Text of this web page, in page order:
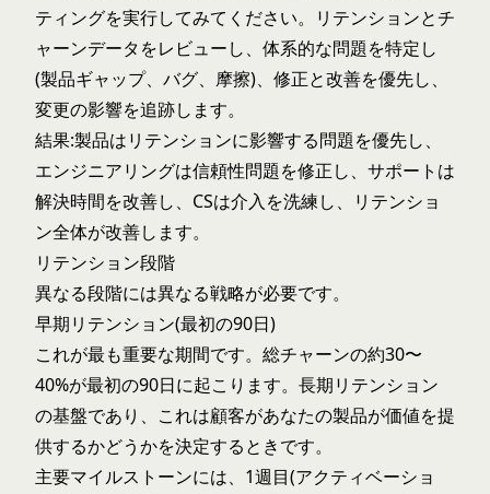
ティングを実行してみてください。リテンションとチ
ャーンデータをレビューし、体系的な問題を特定し
(製品ギャップ、バグ、摩擦)、修正と改善を優先し、
変更の影響を追跡します。
結果:製品はリテンションに影響する問題を優先し、
エンジニアリングは信頼性問題を修正し、サポートは
解決時間を改善し、CSは介入を洗練し、リテンショ
ン全体が改善します。
リテンション段階
異なる段階には異なる戦略が必要です。
早期リテンション(最初の90日)
これが最も重要な期間です。総チャーンの約30〜
40%が最初の90日に起こります。長期リテンション
の基盤であり、これは顧客があなたの製品が価値を提
供するかどうかを決定するときです。
主要マイルストーンには、1週目(アクティベーショ